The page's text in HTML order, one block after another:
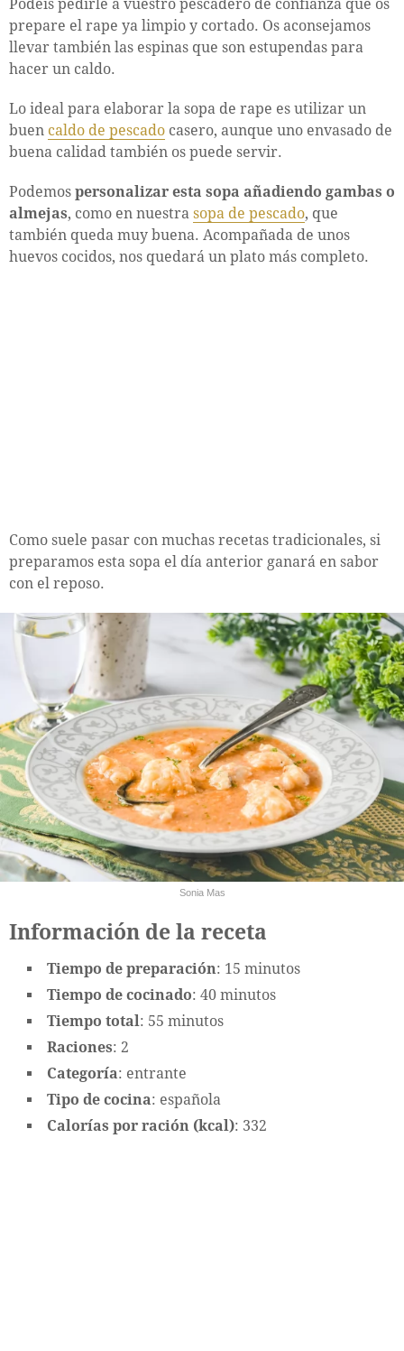
Podéis pedirle a vuestro pescadero de confianza que os
prepare el rape ya limpio y cortado. Os aconsejamos
llevar también las espinas que son estupendas para
hacer un caldo.
Lo ideal para elaborar la sopa de rape es utilizar un
buen caldo de pescado casero, aunque uno envasado de
buena calidad también os puede servir.
Podemos personalizar esta sopa añadiendo gambas o
almejas, como en nuestra sopa de pescado, que
también queda muy buena. Acompañada de unos
huevos cocidos, nos quedará un plato más completo.
Como suele pasar con muchas recetas tradicionales, si
preparamos esta sopa el día anterior ganará en sabor
con el reposo.
Sonia Mas
Información de la receta
Tiempo de preparación: 15 minutos
Tiempo de cocinado: 40 minutos
Tiempo total: 55 minutos
Raciones: 2
Categoría: entrante
Tipo de cocina: española
Calorías por ración (kcal): 332